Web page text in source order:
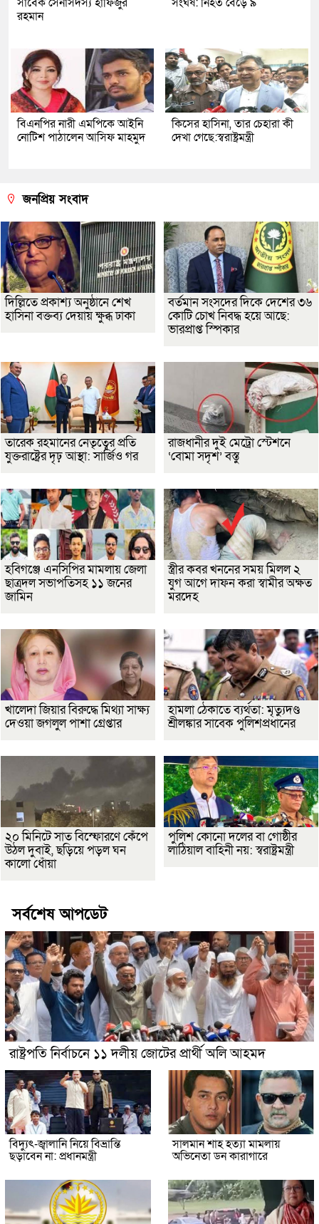
রহমান
বিএনপির নারী এমপিকে আইনি
নোটিশ পাঠালেন আসিফ মাহমুদ
কিসের হাসিনা, তার চেহারা কী
দেখা গেছে:স্বরাষ্ট্রমন্ত্রী
জনপ্রিয় সংবাদ
দিল্লিতে প্রকাশ্য অনুষ্ঠানে শেখ
হাসিনা বক্তব্য দেয়ায় ক্ষুব্ধ ঢাকা
বর্তমান সংসদের দিকে দেশের ৩৬
কোটি চোখ নিবদ্ধ হয়ে আছে:
ভারপ্রাপ্ত স্পিকার
তারেক রহমানের নেতৃত্বের প্রতি
যুক্তরাষ্ট্রের দৃঢ় আস্থা: সার্জিও গর
রাজধানীর দুই মেট্রো স্টেশনে
‘বোমা সদৃশ’ বস্তু
হবিগঞ্জে এনসিপির মামলায় জেলা
ছাত্রদল সভাপতিসহ ১১ জনের
জামিন
স্ত্রীর কবর খননের সময় মিলল ২
যুগ আগে দাফন করা স্বামীর অক্ষত
মরদেহ
খালেদা জিয়ার বিরুদ্ধে মিথ্যা সাক্ষ্য
দেওয়া জগলুল পাশা গ্রেপ্তার
হামলা ঠেকাতে ব্যর্থতা: মৃত্যুদণ্ড
শ্রীলঙ্কার সাবেক পুলিশপ্রধানের
২০ মিনিটে সাত বিস্ফোরণে কেঁপে
উঠল দুবাই, ছড়িয়ে পড়ল ঘন
কালো ধোঁয়া
পুলিশ কোনো দলের বা গোষ্ঠীর
লাঠিয়াল বাহিনী নয়: স্বরাষ্ট্রমন্ত্রী
সর্বশেষ আপডেট
রাষ্ট্রপতি নির্বাচনে ১১ দলীয় জোটের প্রার্থী অলি আহমদ
বিদ্যুৎ-জ্বালানি নিয়ে বিভ্রান্তি
ছড়াবেন না: প্রধানমন্ত্রী
সালমান শাহ হত্যা মামলায়
অভিনেতা ডন কারাগারে